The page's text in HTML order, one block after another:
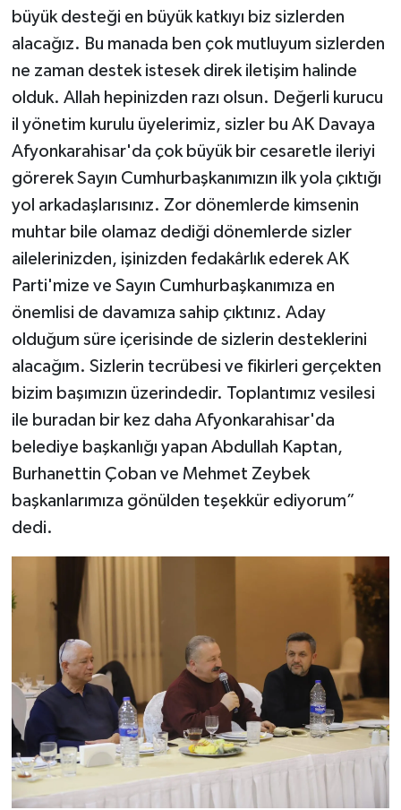
büyük desteği en büyük katkıyı biz sizlerden
alacağız. Bu manada ben çok mutluyum sizlerden
ne zaman destek istesek direk iletişim halinde
olduk. Allah hepinizden razı olsun. Değerli kurucu
il yönetim kurulu üyelerimiz, sizler bu AK Davaya
Afyonkarahisar'da çok büyük bir cesaretle ileriyi
görerek Sayın Cumhurbaşkanımızın ilk yola çıktığı
yol arkadaşlarısınız. Zor dönemlerde kimsenin
muhtar bile olamaz dediği dönemlerde sizler
ailelerinizden, işinizden fedakârlık ederek AK
Parti'mize ve Sayın Cumhurbaşkanımıza en
önemlisi de davamıza sahip çıktınız. Aday
olduğum süre içerisinde de sizlerin desteklerini
alacağım. Sizlerin tecrübesi ve fikirleri gerçekten
bizim başımızın üzerindedir. Toplantımız vesilesi
ile buradan bir kez daha Afyonkarahisar'da
belediye başkanlığı yapan Abdullah Kaptan,
Burhanettin Çoban ve Mehmet Zeybek
başkanlarımıza gönülden teşekkür ediyorum”
dedi.